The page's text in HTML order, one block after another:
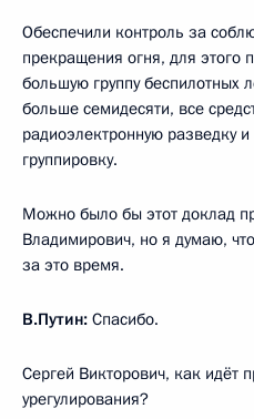
Обеспечили контроль за
прекращения огня, для этого
большую группу беспилотных
больше семидесяти, все
радиоэлектронную разведку
группировку.
Можно было бы этот доклад
Владимирович, но я думаю,
за это время.
В.Путин: Спасибо.
Сергей Викторович, как идёт
урегулирования?